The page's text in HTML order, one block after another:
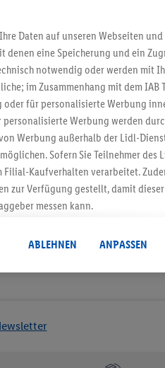
€ Versand
Jetzt zum Newsletter anmelden
Gutschein sichern!
Daten auf unseren Webseiten und
denen eine Speicherung und ein
notwendig oder werden mit
im Zusammenhang mit dem IAB
für personalisierte Werbung
Werbung werden
Werbung außerhalb der Lidl-
Sofern Sie Teilnehmer des
Filial-Kaufverhalten verarbeitet.
zur Verfügung gestellt, damit
messen kann.
Daten (z.B. über Ihre Nutzung der
- z.B. Alter oder Geschlecht
Dienste hinweg einschließlich
von Angeboten sowie zur
ABLEHNEN ANPASSEN